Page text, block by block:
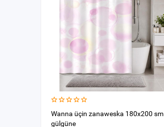
Wanna üçin zanaweska 180x200 sm
gülgüne